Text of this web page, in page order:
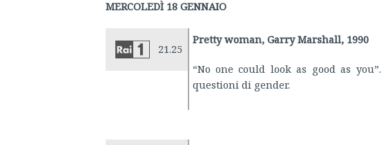
MERCOLEDÌ 18 GENNAIO
21.25
Pretty woman, Garry Marshall, 1990
“No one could look as good as
questioni di gender.